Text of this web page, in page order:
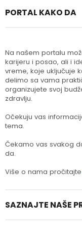
PORTAL KAKO DA
Na našem portalu
karijeru i posao, ali i
vreme, koje uključuje
delimo sa vama
organizujete svoj
zdravlju.
Očekuju vas
tema.
Čekamo vas svakog
da.
Više o nama pročitajte
SAZNAJTE NAŠE